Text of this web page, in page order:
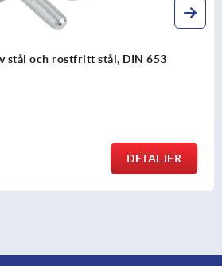
Räfflade knoppar med
102,45 kr
exkl. leveranskostnader